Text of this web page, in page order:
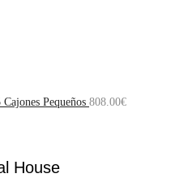
Pequeños 808.00€
House